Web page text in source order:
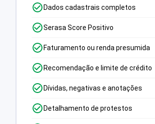
Dados cadastrais completos
Serasa Score Positivo
Faturamento ou renda presumida
Recomendação e limite de crédito
Dívidas, negativas e anotações
Detalhamento de protestos